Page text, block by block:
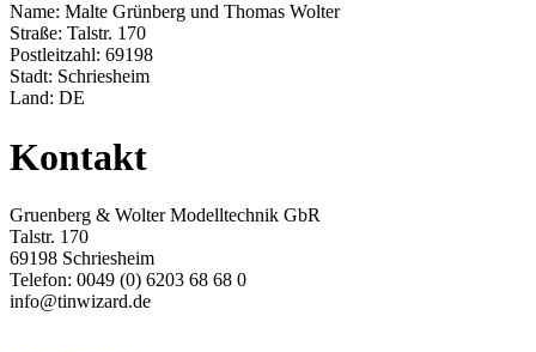
Name: Malte Grünberg und Thomas Wolter
Straße: Talstr. 170
Postleitzahl: 69198
Stadt: Schriesheim
Land: DE
Kontakt
Gruenberg & Wolter Modelltechnik GbR
Talstr. 170
69198 Schriesheim
Telefon: 0049 (0) 6203 68 68 0
info@tinwizard.de